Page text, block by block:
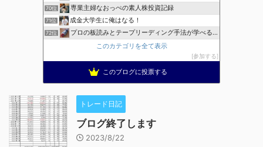
70位 専業主婦なおっぺの素人株投資記録
71位 成金大学生に俺はなる！
72位
プロの板読みとテープリーディング手法が学べる！
このカテゴリを全て表示
参加する
このブログに投票する
トレード日記
ブログ終了します
2023/8/22